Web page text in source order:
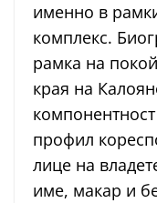
именно в
комплекс.
рамка на
края на
профил
лице на
име, макар и